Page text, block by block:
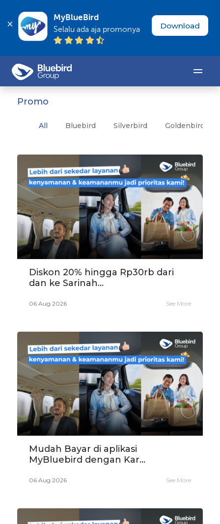
MyBlueBird
Selalu ada aja promonya Download
Promo
All Bluebird Silverbird Goldenbird
Diskon 20% hingga Rp30rb dari
dan ke Sarinah...
06 Aug 2026 See More
Mudah Bayar di aplikasi
MyBluebird dengan Kar...
06 Aug 2026 See More